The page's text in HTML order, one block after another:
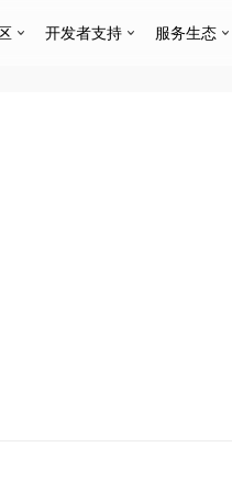
开发者支持 服务生态